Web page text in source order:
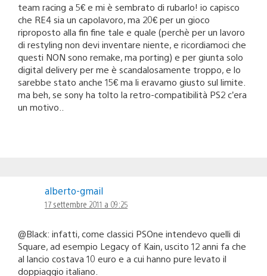
team racing a 5€ e mi è sembrato di rubarlo! io capisco
che RE4 sia un capolavoro, ma 20€ per un gioco
riproposto alla fin fine tale e quale (perchè per un lavoro
di restyling non devi inventare niente, e ricordiamoci che
questi NON sono remake, ma porting) e per giunta solo
digital delivery per me è scandalosamente troppo, e lo
sarebbe stato anche 15€ ma li eravamo giusto sul limite.
ma beh, se sony ha tolto la retro-compatibilità PS2 c’era
un motivo..
alberto-gmail
17 settembre 2011 a 09:25
@Black: infatti, come classici PSOne intendevo quelli di
Square, ad esempio Legacy of Kain, uscito 12 anni fa che
al lancio costava 10 euro e a cui hanno pure levato il
doppiaggio italiano.